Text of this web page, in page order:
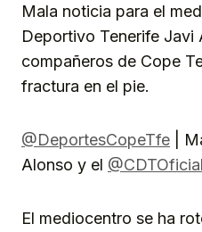
Mala noticia para el
Deportivo Tenerife Javi
compañeros de Cope
fractura en el pie.
@DeportesCopeTfe |
Alonso y el @CDTOficial
El mediocentro se ha